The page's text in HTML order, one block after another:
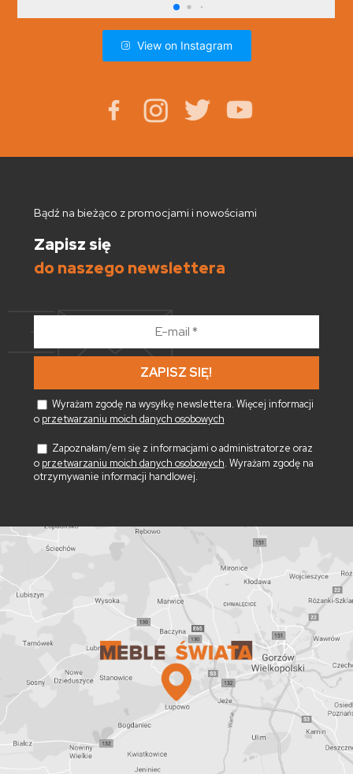
View on Instagram
Bądź na bieżąco z promocjami i nowościami
Zapisz się
do naszego newslettera
*
Wyrażam zgodę na wysyłkę newslettera. Więcej informacji
o przetwarzaniu moich danych osobowych
Zapoznałam/em się z informacjami o administratorze oraz
o przetwarzaniu moich danych osobowych. Wyrażam zgodę na
otrzymywanie informacji handlowej.